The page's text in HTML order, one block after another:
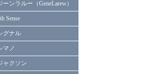
ーンラルー（GeneLarew）
Sense
グナル
マノ
ャクソン